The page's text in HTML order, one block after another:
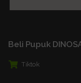
Beli Pupuk
Tiktok